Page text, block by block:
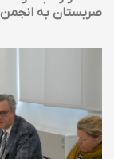
صربستان به